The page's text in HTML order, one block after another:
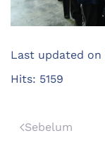
Last updated on
Hits: 5159
Sebelum